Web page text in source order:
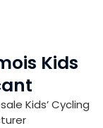
Kids
Kids’ Cycling